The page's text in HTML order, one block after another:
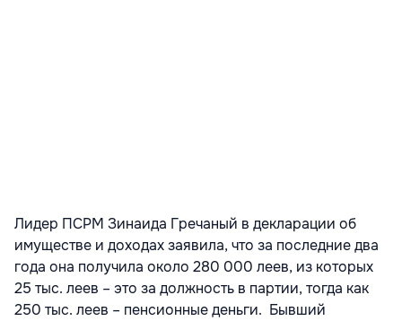
Лидер ПСРМ Зинаида Гречаный в декларации об
имуществе и доходах заявила, что за последние два
года она получила около 280 000 леев, из которых
25 тыс. леев – это за должность в партии, тогда как
250 тыс. леев – пенсионные деньги. Бывший